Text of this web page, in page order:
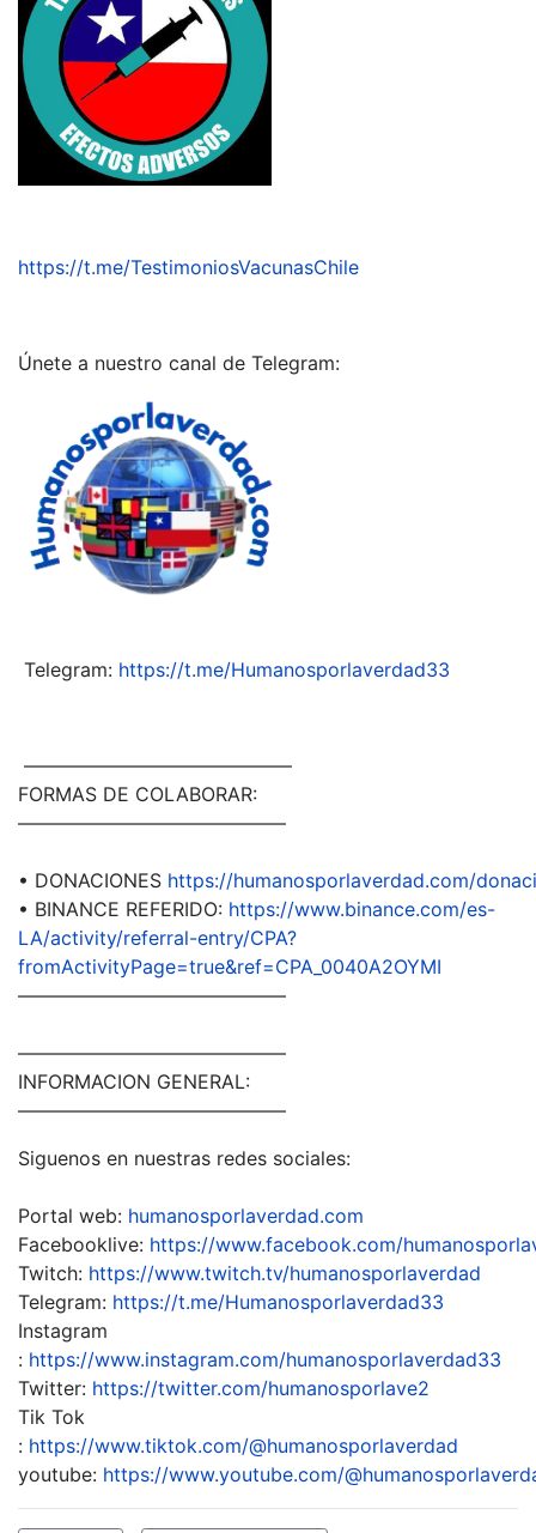
https://t.me/TestimoniosVacunasChile
Únete a nuestro canal de Telegram:
Telegram: https://t.me/Humanosporlaverdad33
——————————————
FORMAS DE COLABORAR:
——————————————
• DONACIONES https://humanosporlaverdad.com/
• BINANCE REFERIDO: https://www.binance.com/es-
LA/activity/referral-entry/CPA?
fromActivityPage=true&ref=CPA_0040A2OYMI
——————————————
——————————————
INFORMACION GENERAL:
——————————————
Siguenos en nuestras redes sociales:
Portal web: humanosporlaverdad.com
Facebooklive: https://www.facebook.com/
Twitch: https://www.twitch.tv/humanosporlaverdad
Telegram: https://t.me/Humanosporlaverdad33
Instagram
: https://www.instagram.com/humanosporlaverdad33
Twitter: https://twitter.com/humanosporlave2
Tik Tok
: https://www.tiktok.com/@humanosporlaverdad
youtube: https://www.youtube.com/